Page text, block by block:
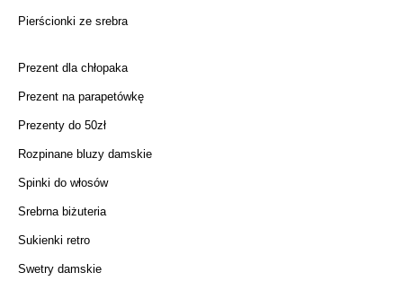
Pierścionki ze srebra
Prezent dla chłopaka
Prezent na parapetówkę
Prezenty do 50zł
Rozpinane bluzy damskie
Spinki do włosów
Srebrna biżuteria
Sukienki retro
Swetry damskie